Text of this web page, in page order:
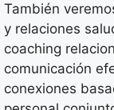
También
y relaciones
coaching
comunicación
conexiones